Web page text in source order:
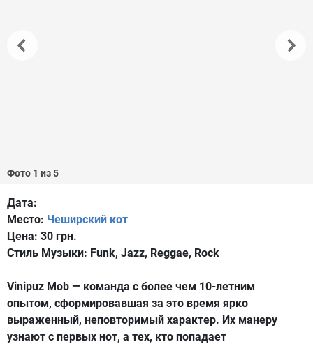
Фото 1 из 5
Дата:
Место: Чеширский кот
Цена: 30 грн.
Стиль Музыки: Funk, Jazz, Reggae, Rock
Vinipuz Mob — команда с более чем 10-летним
опытом, сформировавшая за это время ярко
выраженный, неповторимый характер. Их манеру
узнают с первых нот, а тех, кто попадает